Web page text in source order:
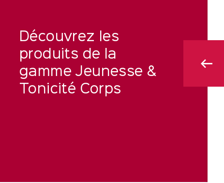
Découvrez les
produits de la
gamme Jeunesse &
Tonicité Corps